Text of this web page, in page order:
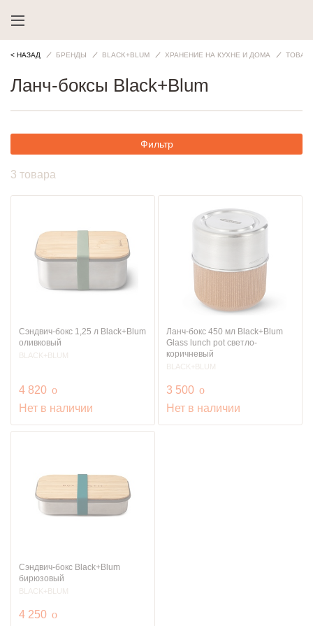
< НАЗАД БРЕНДЫ BLACK+BLUM ХРАНЕНИЕ НА КУХНЕ И ДОМА
Ланч-боксы Black+Blum
Фильтр
3 товара
Сэндвич-бокс 1,25 л Black+Blum
оливковый
BLACK+BLUM
4 820 руб.
o
Нет в наличии
Ланч-бокс 450 мл Black+Blum
Glass lunch pot светло-
коричневый
BLACK+BLUM
3 500 руб.
o
Нет в наличии
Сэндвич-бокс Black+Blum
бирюзовый
BLACK+BLUM
4 250 руб.
o